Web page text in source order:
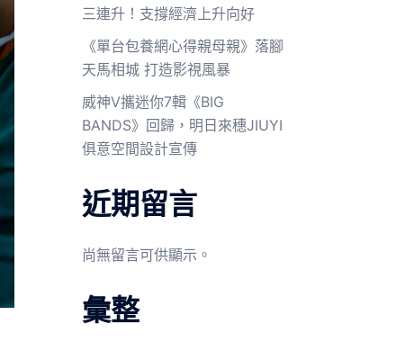
三連升！支撐經濟上升向好
《單台包養網心得親母親》落腳
天馬相城 打造影視風暴
威神V攜迷你7輯《BIG
BANDS》回歸，明日來穗JIUYI
俱意空間設計宣傳
近期留言
尚無留言可供顯示。
彙整